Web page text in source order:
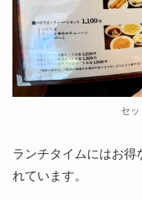
セッ
ランチタイムにはお得
れています。